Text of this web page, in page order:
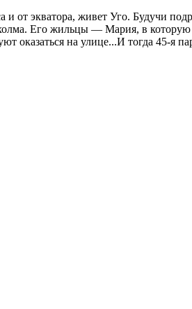
от экватора, живет Уго. Будучи
Его жильцы — Мария, в
оказаться на улице...И тогда 45-я